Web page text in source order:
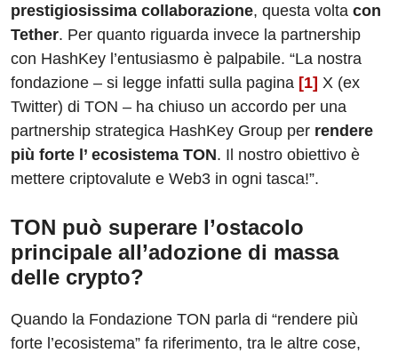
prestigiosissima collaborazione, questa volta con
Tether. Per quanto riguarda invece la partnership
con HashKey l’entusiasmo è palpabile. “La nostra
fondazione – si legge infatti sulla pagina [1] X (ex
Twitter) di TON – ha chiuso un accordo per una
partnership strategica HashKey Group per rendere
più forte l’ ecosistema TON. Il nostro obiettivo è
mettere criptovalute e Web3 in ogni tasca!”.
TON può superare l’ostacolo
principale all’adozione di massa
delle crypto?
Quando la Fondazione TON parla di “rendere più
forte l’ecosistema” fa riferimento, tra le altre cose,